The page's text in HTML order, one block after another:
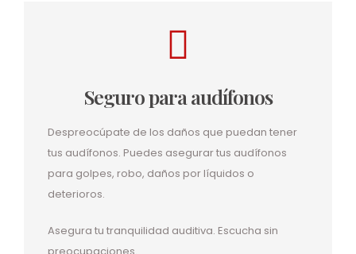
Seguro para audífonos
Despreocúpate de los daños que puedan tener
tus audífonos. Puedes asegurar tus audífonos
para golpes, robo, daños por líquidos o
deterioros.
Asegura tu tranquilidad auditiva. Escucha sin
preocupaciones.